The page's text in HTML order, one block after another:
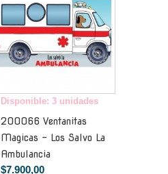
Disponible: 3 unidades
200066 Ventanitas
Magicas - Los Salvo La
Ambulancia
$7.900,00